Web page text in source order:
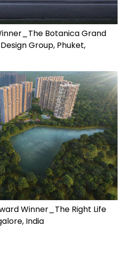
Botanica Grand
Group, Phuket,
Winner_The Right Life
India